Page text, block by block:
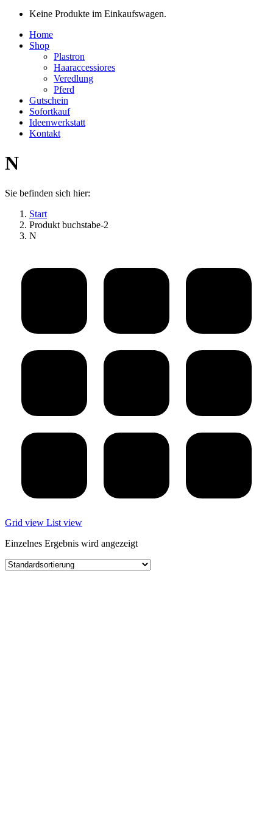
Keine Produkte im Einkaufswagen.
Home
Shop
Plastron
Haaraccessiores
Veredlung
Pferd
Gutschein
Sofortkauf
Ideenwerkstatt
Kontakt
N
Sie befinden sich hier:
Start
Produkt buchstabe-2
N
Grid view List view
Einzelnes Ergebnis wird angezeigt